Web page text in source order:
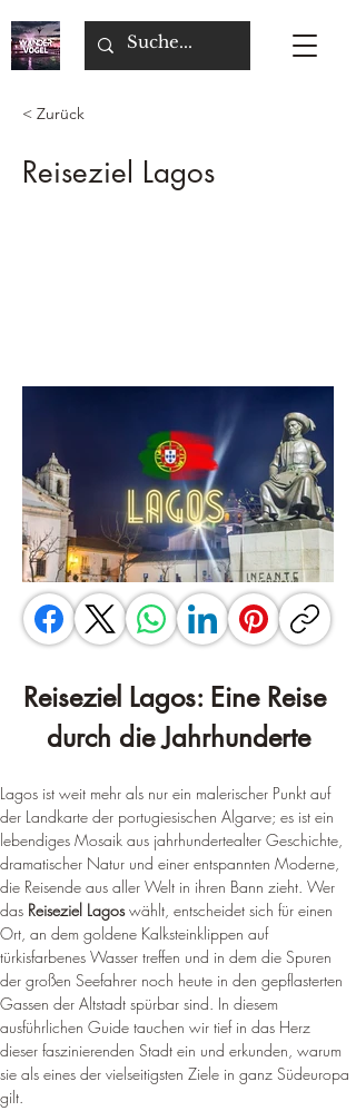
< Zurück
Reiseziel Lagos
Reiseziel Lagos: Eine Reise
durch die Jahrhunderte
Lagos ist weit mehr als nur ein malerischer Punkt auf
der Landkarte der portugiesischen Algarve; es ist ein
lebendiges Mosaik aus jahrhundertealter Geschichte,
dramatischer Natur und einer entspannten Moderne,
die Reisende aus aller Welt in ihren Bann zieht. Wer
das Reiseziel Lagos wählt, entscheidet sich für einen
Ort, an dem goldene Kalksteinklippen auf
türkisfarbenes Wasser treffen und in dem die Spuren
der großen Seefahrer noch heute in den gepflasterten
Gassen der Altstadt spürbar sind. In diesem
ausführlichen Guide tauchen wir tief in das Herz
dieser faszinierenden Stadt ein und erkunden, warum
sie als eines der vielseitigsten Ziele in ganz Südeuropa
gilt.